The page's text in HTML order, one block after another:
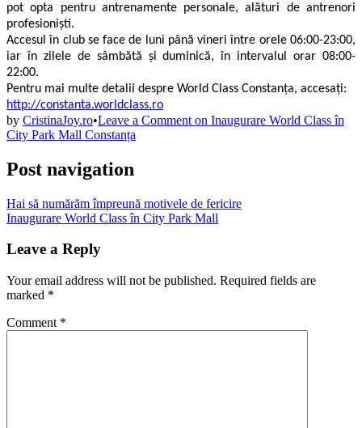
pot opta pentru antrenamente personale, alături de antrenori
profesioniști.
Accesul în club se face de luni până vineri între orele 06:00-23:00,
iar în zilele de sâmbătă și duminică,în intervalul orar 08:00-
22:00.
Pentru mai multe detalii despre World Class Constanța, accesați:
http://constanta.worldclass.ro
by CristinaJoy.ro•Leave a Comment on Inaugurare World Class în
City Park Mall Constanța
Post navigation
Hai să numărăm împreună motivele de fericire
Inaugurare World Class în City Park Mall
Leave a Reply
Your email address will not be published. Required fields are
marked *
Comment *